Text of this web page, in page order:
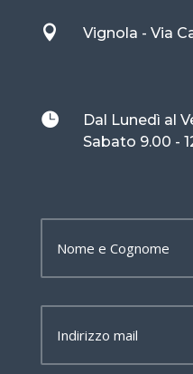
 Vignola - Via

Dal Lunedì al
Sabato 9.00 -